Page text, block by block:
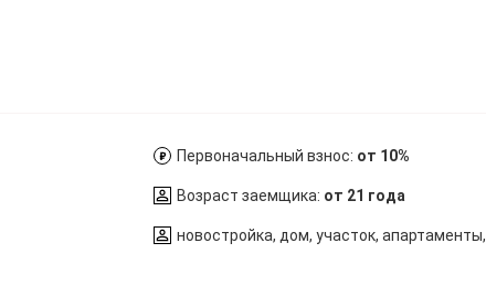
Первоначальный взнос: от 10%
Возраст заемщика: от 21 года
новостройка, дом, участок, апартаменты,